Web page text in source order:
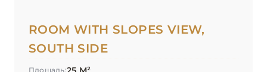
Le K2 Djola
ROOM WITH SLOPES VIEW,
SOUTH SIDE
Площадь: